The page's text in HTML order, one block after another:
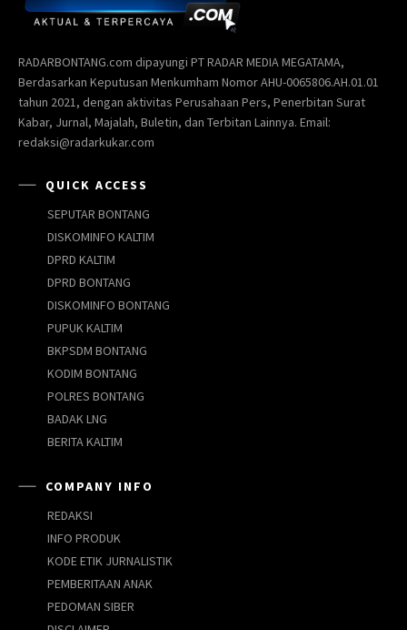
RADARBONTANG.com dipayungi PT RADAR MEDIA MEGATAMA,
Berdasarkan Keputusan Menkumham Nomor AHU-0065806.AH.01.01
tahun 2021, dengan aktivitas Perusahaan Pers, Penerbitan Surat
Kabar, Jurnal, Majalah, Buletin, dan Terbitan Lainnya. Email:
redaksi@radarkukar.com
QUICK ACCESS
SEPUTAR BONTANG
DISKOMINFO KALTIM
DPRD KALTIM
DPRD BONTANG
DISKOMINFO BONTANG
PUPUK KALTIM
BKPSDM BONTANG
KODIM BONTANG
POLRES BONTANG
BADAK LNG
BERITA KALTIM
COMPANY INFO
REDAKSI
INFO PRODUK
KODE ETIK JURNALISTIK
PEMBERITAAN ANAK
PEDOMAN SIBER